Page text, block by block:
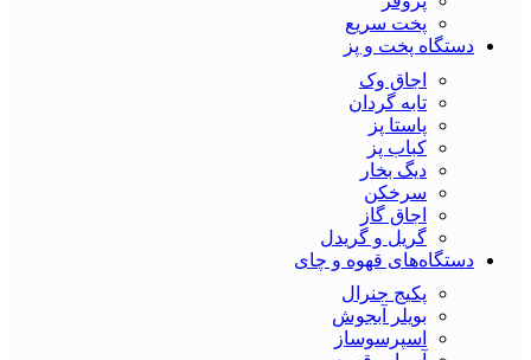
پخت سریع
دستگاه‌ پخت و پز
اجاق وک
تابه گردان
پاستا پز
کباب پز
دیگ بخار
سرخکن
اجاق گاز
گریل و گریدل
دستگاه‌های قهوه و چای
پکیج جنرال
بویلر آبجوش
اسپرسوساز